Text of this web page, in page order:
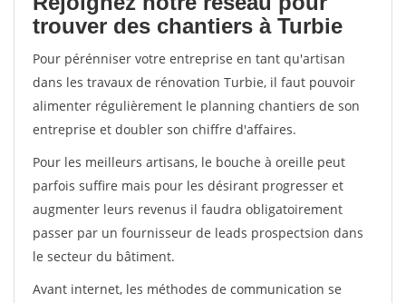
trouver des chantiers à Turbie
Pour pérénniser votre entreprise en tant qu'artisan
dans les travaux de rénovation Turbie, il faut pouvoir
alimenter régulièrement le planning chantiers de son
entreprise et doubler son chiffre d'affaires.
Pour les meilleurs artisans, le bouche à oreille peut
parfois suffire mais pour les désirant progresser et
augmenter leurs revenus il faudra obligatoirement
passer par un fournisseur de leads prospectsion dans
le secteur du bâtiment.
Avant internet, les méthodes de communication se